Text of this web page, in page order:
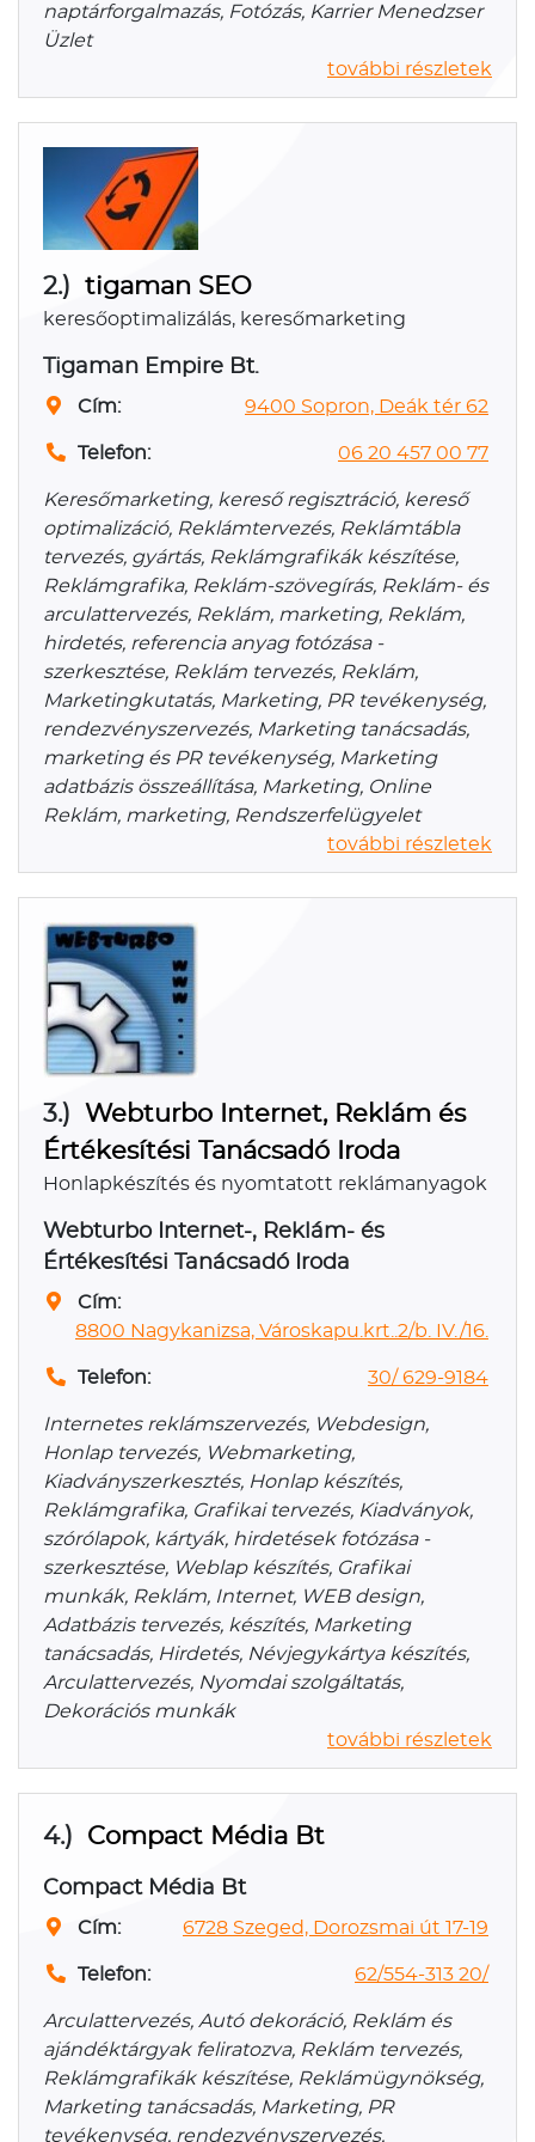
naptárforgalmazás, Fotózás, Karrier Menedzser
Üzlet
további részletek
2.) tigaman SEO
keresőoptimalizálás, keresőmarketing
Tigaman Empire Bt.
Cím: 9400 Sopron, Deák tér 62
Telefon: 06 20 457 00 77
Keresőmarketing, kereső regisztráció, kereső
optimalizáció, Reklámtervezés, Reklámtábla
tervezés, gyártás, Reklámgrafikák készítése,
Reklámgrafika, Reklám-szövegírás, Reklám- és
arculattervezés, Reklám, marketing, Reklám,
hirdetés, referencia anyag fotózása -
szerkesztése, Reklám tervezés, Reklám,
Marketingkutatás, Marketing, PR tevékenység,
rendezvényszervezés, Marketing tanácsadás,
marketing és PR tevékenység, Marketing
adatbázis összeállítása, Marketing, Online
Reklám, marketing, Rendszerfelügyelet
további részletek
3.) Webturbo Internet, Reklám és
Értékesítési Tanácsadó Iroda
Honlapkészítés és nyomtatott reklámanyagok
Webturbo Internet-, Reklám- és
Értékesítési Tanácsadó Iroda
Cím:
8800 Nagykanizsa, Városkapu.krt..2/b. IV./16.
Telefon: 30/ 629-9184
Internetes reklámszervezés, Webdesign,
Honlap tervezés, Webmarketing,
Kiadványszerkesztés, Honlap készítés,
Reklámgrafika, Grafikai tervezés, Kiadványok,
szórólapok, kártyák, hirdetések fotózása -
szerkesztése, Weblap készítés, Grafikai
munkák, Reklám, Internet, WEB design,
Adatbázis tervezés, készítés, Marketing
tanácsadás, Hirdetés, Névjegykártya készítés,
Arculattervezés, Nyomdai szolgáltatás,
Dekorációs munkák
további részletek
4.) Compact Média Bt
Compact Média Bt
Cím: 6728 Szeged, Dorozsmai út 17-19
Telefon: 62/554-313 20/
Arculattervezés, Autó dekoráció, Reklám és
ajándéktárgyak feliratozva, Reklám tervezés,
Reklámgrafikák készítése, Reklámügynökség,
Marketing tanácsadás, Marketing, PR
tevékenység, rendezvényszervezés,